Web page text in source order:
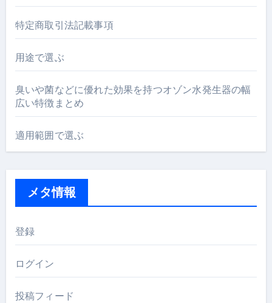
特定商取引法記載事項
用途で選ぶ
臭いや菌などに優れた効果を持つオゾン水発生器の幅
広い特徴まとめ
適用範囲で選ぶ
メタ情報
登録
ログイン
投稿フィード